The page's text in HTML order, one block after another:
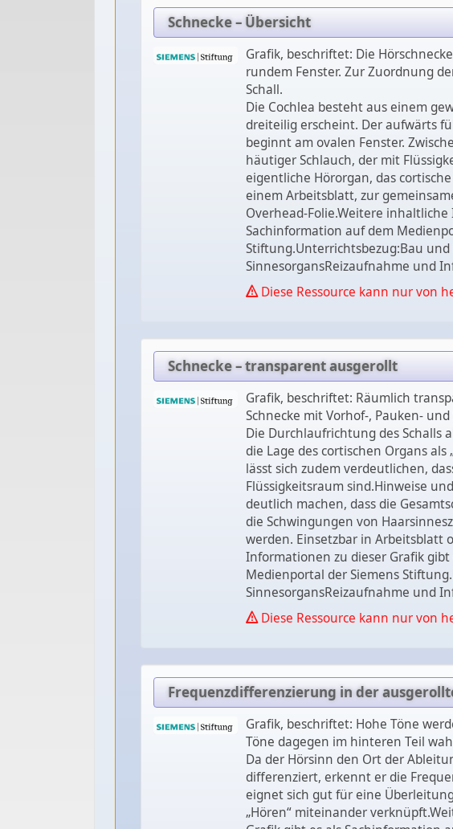
Schnecke – Übersicht
Grafik, beschriftet: Die
rundem Fenster. Zur Zuordnung
Schall.
Die Cochlea besteht aus einem
dreiteilig erscheint. Der aufwärts
beginnt am ovalen Fenster.
häutiger Schlauch, der mit
eigentliche Hörorgan, das
einem Arbeitsblatt, zur
Overhead-Folie.Weitere
Sachinformation auf dem
Stiftung.Unterrichtsbezug:Bau
SinnesorgansReizaufnahme und
Diese Ressource kann nur von
Schnecke – transparent ausgerollt
Grafik, beschriftet: Räumlich
Schnecke mit Vorhof-, Pauken-
Die Durchlaufrichtung des Schalls
die Lage des cortischen Organs
lässt sich zudem verdeutlichen,
Flüssigkeitsraum sind.Hinweise
deutlich machen, dass die
die Schwingungen von
werden. Einsetzbar in Arbeitsblatt
Informationen zu dieser Grafik
Medienportal der Siemens
SinnesorgansReizaufnahme und
Diese Ressource kann nur von
Frequenzdifferenzierung in der
Grafik, beschriftet: Hohe Töne
Töne dagegen im hinteren Teil
Da der Hörsinn den Ort der
differenziert, erkennt er die
eignet sich gut für eine
„Hören“ miteinander